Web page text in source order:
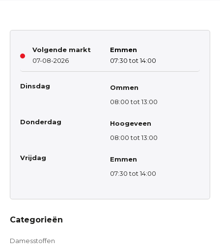
Volgende markt
07-08-2026
Emmen
07:30 tot 14:00
Dinsdag
Ommen
08:00 tot 13:00
Donderdag
Hoogeveen
08:00 tot 13:00
Vrijdag
Emmen
07:30 tot 14:00
Categorieën
Damesstoffen